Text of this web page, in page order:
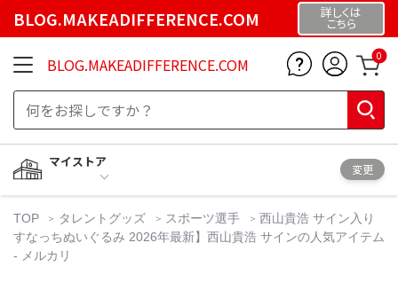
BLOG.MAKEADIFFERENCE.COM 詳しくは
こちら
BLOG.MAKEADIFFERENCE.COM 0
マイストア
変更
TOP タレントグッズ スポーツ選手
西山貴浩 サイン入り
すなっちぬいぐるみ 2026年最新】西山貴浩 サインの人気アイテム
- メルカリ